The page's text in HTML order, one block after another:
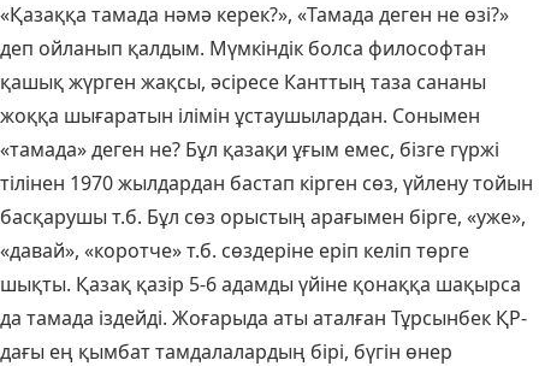
«Қазаққа тамада нәмә керек?», «Тамада деген не өзі?»
деп ойланып қалдым. Мүмкіндік болса философтан
қашық жүрген жақсы, әсіресе Канттың таза сананы
жоққа шығаратын ілімін ұстаушылардан. Сонымен
«тамада» деген не? Бұл қазақи ұғым емес, бізге гүржі
тілінен 1970 жылдардан бастап кірген сөз, үйлену тойын
басқарушы т.б. Бұл сөз орыстың арағымен бірге, «уже»,
«давай», «коротче» т.б. сөздеріне еріп келіп төрге
шықты. Қазақ қазір 5-6 адамды үйіне қонаққа шақырса
да тамада іздейді. Жоғарыда аты аталған Тұрсынбек ҚР-
дағы ең қымбат тамдалалардың бірі, бүгін өнер